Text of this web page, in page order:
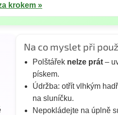
krokem »
Na co myslet při
Polštářek nelze prát–
pískem.
Údržba: otřít vlhkým
na sluníčku.
Nepokládejte na úplně